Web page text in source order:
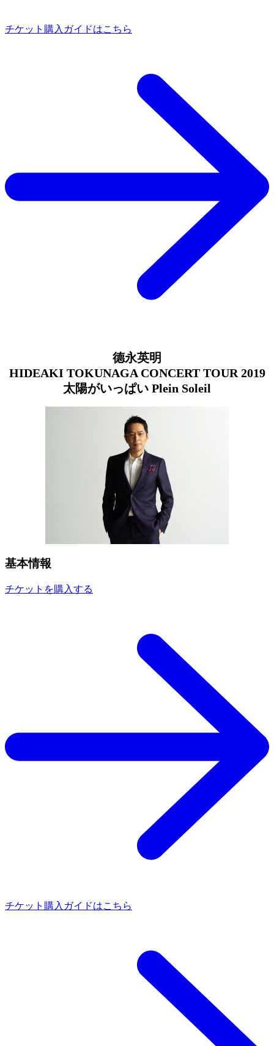
チケット購入ガイドはこちら
德永英明
HIDEAKI TOKUNAGA CONCERT TOUR 2019
太陽がいっぱい Plein Soleil
基本情報
チケットを購入する
チケット購入ガイドはこちら